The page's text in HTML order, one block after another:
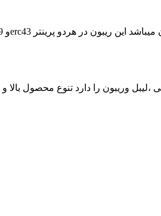
رول حرارتی ،لیبل وریبون را دارد